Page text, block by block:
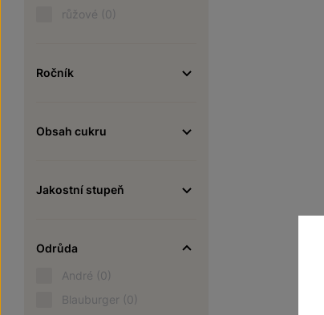
růžové (0)
Ročník
Obsah cukru
Jakostní stupeň
Odrůda
André (0)
Blauburger (0)